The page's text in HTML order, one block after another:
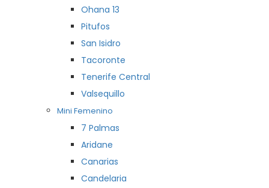
Ohana 13
Pitufos
San Isidro
Tacoronte
Tenerife Central
Valsequillo
Mini Femenino
7 Palmas
Aridane
Canarias
Candelaria